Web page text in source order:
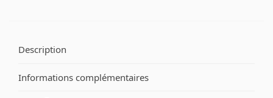
Description
Informations complémentaires